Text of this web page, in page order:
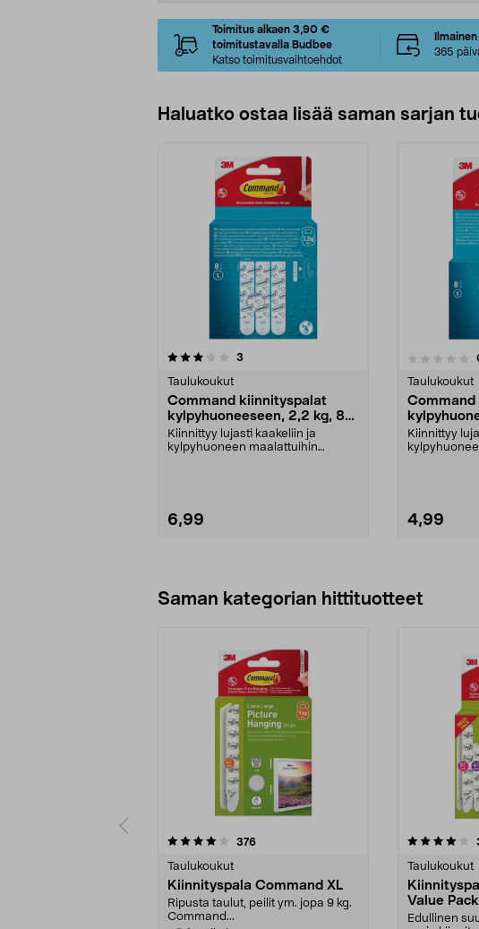
Toimitus alkaen 3,90 €
toimitustavalla Budbee
Katso toimitusvaihtoehdot
365
Haluatko ostaa lisää saman sarjan
3
Taulukoukut
Command kiinnityspalat
kylpyhuoneeseen, 2,2 kg, 8
kpl
Kiinnittyy lujasti kaakeliin ja
kylpyhuoneen maalattuihin
6,99
0.0 viidestä
Taulukoukut
kpl
Kiinnittyy
4,99
Saman kategorian hittituotteet
376arvostelut
Taulukoukut
Kiinnityspala Command XL
Ripusta taulut, peilit ym. jopa 9 kg.
Command...
4.0 viidestä
Taulukoukut
Value
Edullinen